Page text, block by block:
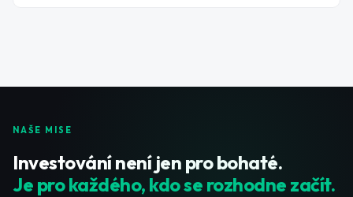
NAŠE MISE
Investování není jen pro bohaté.
Je pro každého, kdo se rozhodne začít.